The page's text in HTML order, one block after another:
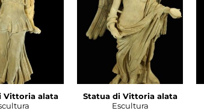
Vittoria alata
Statua di Vittoria alata
Escultura